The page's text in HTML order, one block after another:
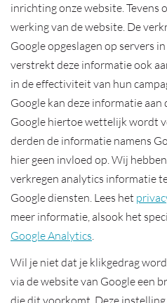
inrichting onze website. Tevens
werking van de website. De
Google opgeslagen op servers
verstrekt deze informatie ook
in de effectiviteit van hun
Google kan deze informatie
Google hiertoe wettelijk wordt
derden de informatie namens
hier geen invloed op. Wij
verkregen analytics informatie
Google diensten. Lees het
meer informatie, alsook het
Google Analytics.
Wil je niet dat je klikgedrag
via de website van Google een
die dit voorkomt. Deze